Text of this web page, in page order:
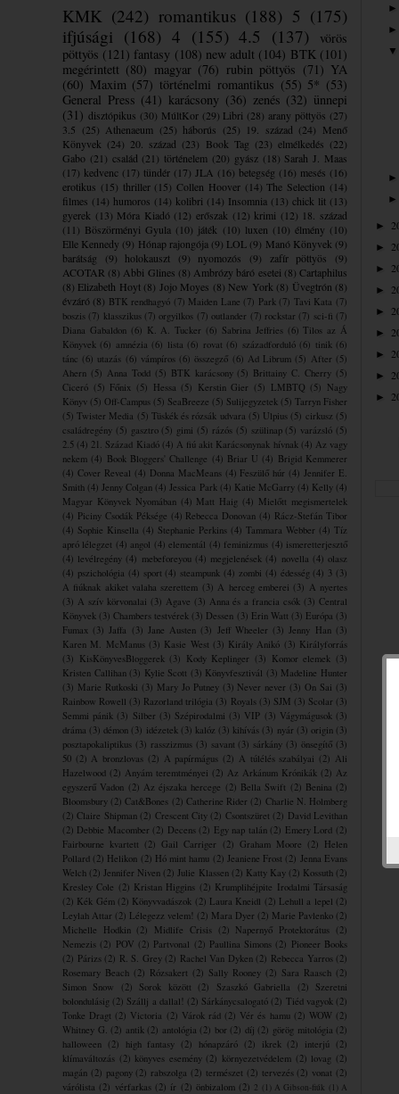
KMK (242) romantikus (188) 5 (175)
ifjúsági (168) 4 (155) 4.5 (137)
vörös
pöttyös (121) fantasy (108) new adult (104) BTK (101)
megérintett (80) magyar (76) rubin pöttyös (71) YA
(60) Maxim (57) történelmi romantikus (55) 5* (53)
General Press (41) karácsony (36) zenés (32) ünnepi
(31) disztópikus (30) MúltKor (29) Libri (28) arany pöttyös (27)
3.5 (25) Athenaeum (25) háborús (25) 19. század (24) Menő
Könyvek (24) 20. század (23) Book Tag (23) elmélkedés (22)
Gabo (21) család (21) történelem (20) gyász (18) Sarah J. Maas
(17) kedvenc (17) tündér (17) JLA (16) betegség (16) mesés (16)
erotikus (15) thriller (15) Collen Hoover (14) The Selection (14)
filmes (14) humoros (14) kolibri (14) Insomnia (13) chick lit (13)
gyerek (13) Móra Kiadó (12) erőszak (12) krimi (12) 18. század
(11) Böszörményi Gyula (10) játék (10) luxen (10) élmény (10)
Elle Kennedy (9) Hónap rajongója (9) LOL (9) Manó Könyvek (9)
barátság
(9) holokauszt (9) nyomozós (9) zafír pöttyös
(9)
ACOTAR (8) Abbi Glines (8) Ambrózy báró esetei (8) Cartaphilus
(8) Elizabeth Hoyt (8) Jojo Moyes (8) New York (8) Üvegtrón (8)
évzáró (8) BTK rendhagyó (7) Maiden Lane (7) Park (7) Tavi Kata (7)
boszis (7) klasszikus (7) orgyilkos (7) outlander (7) rockstar (7) sci-fi (7)
Diana Gabaldon (6) K. A. Tucker (6) Sabrina Jeffries (6) Tilos az Á
Könyvek (6) amnézia (6) lista (6) rovat (6) századforduló (6) tinik (6)
tánc (6) utazás (6) vámpíros (6) összegző (6) Ad Librum (5) After (5)
Ahern (5) Anna Todd (5) BTK karácsony (5) Brittainy C. Cherry (5)
Ciceró (5) Főnix (5) Hessa (5) Kerstin Gier (5) LMBTQ (5) Nagy
Könyv (5) Off-Campus (5) SeaBreeze (5) Sulijegyzetek (5) Tarryn Fisher
(5) Twister Media (5) Tüskék és rózsák udvara (5) Ulpius (5) cirkusz (5)
családregény (5) gasztro (5) gimi (5) rázós (5) szülinap (5) varázsló (5)
2.5 (4) 21. Század Kiadó (4) A fiú akit Karácsonynak hívnak (4) Az vagy
nekem (4) Book Bloggers' Challenge (4) Briar U (4) Brigid Kemmerer
(4) Cover Reveal (4) Donna MacMeans (4) Feszülő húr (4) Jennifer E.
Smith (4) Jenny Colgan (4) Jessica Park (4) Katie McGarry (4) Kelly (4)
Magyar Könyvek Nyomában (4) Matt Haig (4) Mielőtt megismertelek
(4) Piciny Csodák Péksége (4) Rebecca Donovan (4) Rácz-Stefán Tibor
(4) Sophie Kinsella (4) Stephanie Perkins (4) Tammara Webber (4) Tíz
apró lélegzet (4) angol (4) elementál (4) feminizmus (4) ismeretterjesztő
(4) levélregény (4) mebeforeyou (4) megjelenések (4) novella (4) olasz
(4) pszichológia (4) sport (4) steampunk (4) zombi (4) édesség (4) 3 (3)
A fiúknak akiket valaha szerettem (3) A herceg emberei (3) A nyertes
(3) A szív körvonalai (3) Agave (3) Anna és a francia csók (3) Central
Könyvek (3) Chambers testvérek (3) Dessen (3) Erin Watt (3) Európa (3)
Fumax (3) Jaffa (3) Jane Austen (3) Jeff Wheeler (3) Jenny Han (3)
Karen M. McManus (3) Kasie West (3) Király Anikó (3) Királyforrás
(3) KisKönyvesBloggerek (3) Kody Keplinger (3) Komor elemek (3)
Kristen Callihan (3) Kylie Scott (3) Könyvfesztivál (3) Madeline Hunter
(3) Marie Rutkoski (3) Mary Jo Putney (3) Never never (3) On Sai (3)
Rainbow Rowell (3) Razorland trilógia (3) Royals (3) SJM (3) Scolar (3)
Semmi pánik (3) Silber (3) Szépirodalmi (3) VIP (3) Vágymágusok (3)
dráma (3) démon (3) idézetek (3) kalóz (3) kihívás (3) nyár (3) origin (3)
posztapokaliptikus (3) rasszizmus (3) savant (3) sárkány (3) önsegítő (3)
50 (2) A bronzlovas (2) A papírmágus (2) A túlélés szabályai (2) Ali
Hazelwood (2) Anyám teremtményei (2) Az Arkánum Krónikák (2) Az
egyszerű Vadon (2) Az éjszaka hercege (2) Bella Swift (2) Benina (2)
Bloomsbury (2) Cat&Bones (2) Catherine Rider (2) Charlie N. Holmberg
(2) Claire Shipman (2) Crescent City (2) Csontszüret (2) David Levithan
(2) Debbie Macomber (2) Decens (2) Egy nap talán (2) Emery Lord (2)
Fairbourne kvartett (2) Gail Carriger (2) Graham Moore (2) Helen
Pollard (2) Helikon (2) Hó mint hamu (2) Jeaniene Frost (2) Jenna Evans
Welch (2) Jennifer Niven (2) Julie Klassen (2) Katty Kay (2) Kossuth (2)
Kresley Cole (2) Kristan Higgins (2) Krumplihéjpite ​Irodalmi Társaság
(2) Kék Gém (2) Könyvvadászok (2) Laura Kneidl (2) Lehull a lepel (2)
Leylah Attar (2) Lélegezz velem! (2) Mara Dyer (2) Marie Pavlenko (2)
Michelle Hodkin (2) Midlife Crisis (2) Napernyő Protektorátus (2)
Nemezis (2) POV (2) Partvonal (2) Paullina Simons (2) Pioneer Books
(2) Párizs (2) R. S. Grey (2) Rachel Van Dyken (2) Rebecca Yarros (2)
Rosemary Beach (2) Rózsakert (2) Sally Rooney (2) Sara Raasch (2)
Simon Snow
(2) Sorok között (2) Szaszkó Gabriella (2)
Szeretni
bolondulásig (2) Szállj a dallal! (2) Sárkánycsalogató (2) Tiéd vagyok (2)
Tonke Dragt (2) Victoria (2) Várok rád (2) Vér és hamu (2) WOW (2)
Whitney G. (2) antik (2) antológia (2) bor (2) díj (2) görög mitológia (2)
halloween (2) high fantasy (2) hónapzáró (2) ikrek (2) interjú (2)
klímaváltozás (2) könyves esemény (2) környezetvédelem (2) lovag (2)
magán (2) pagony (2) rabszolga (2) természet (2) tervezés (2) vonat (2)
várólista (2) vérfarkas (2) ír (2) önbizalom (2) 2 (1) A Gibson-fiúk (1) A
►
►
►
►
►
►
►
►
►